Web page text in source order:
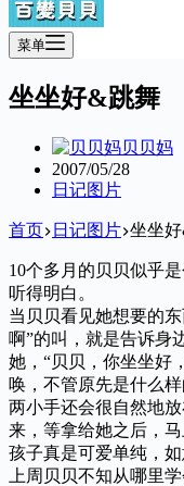
菜单
坐坐好&跳舞
贝贝妈
2007/05/28
日记图片
首页 日记图片 坐坐
10个多月的贝贝似乎
听得明白。
当贝贝看见她想要的
啊”的叫，就是告诉身
她，“贝贝，你坐坐好
唤，不管原先是什么
两小手还会很自然地
来，等拿给她之后，
孩子真是可爱单纯，
上周贝贝不知从哪里